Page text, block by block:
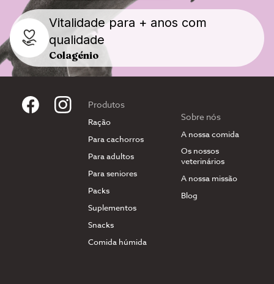
Vitalidade para + anos com
qualidade
Colagénio
Produtos
Ração
Para cachorros
Para adultos
Para seniores
Packs
Suplementos
Snacks
Comida húmida
Sobre nós
A nossa comida
Os nossos
veterinários
A nossa missão
Blog